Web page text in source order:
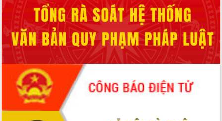
Lắk
Khơi thông điểm nghẽn, đẩy nhanh
giải ngân vốn khắc phục thiên tai
HĐND tỉnh thông qua điều chỉnh Quy
hoạch tỉnh thời kỳ 2021-2030
Hội thảo góp ý hồ sơ điều chỉnh quy
hoạch tỉnh Đắk Lắk thời kỳ 2021-2030,
tầm nhìn đến năm 2050
Nâng cao hiệu quả hoạt động của các
doanh nghiệp nhà nước